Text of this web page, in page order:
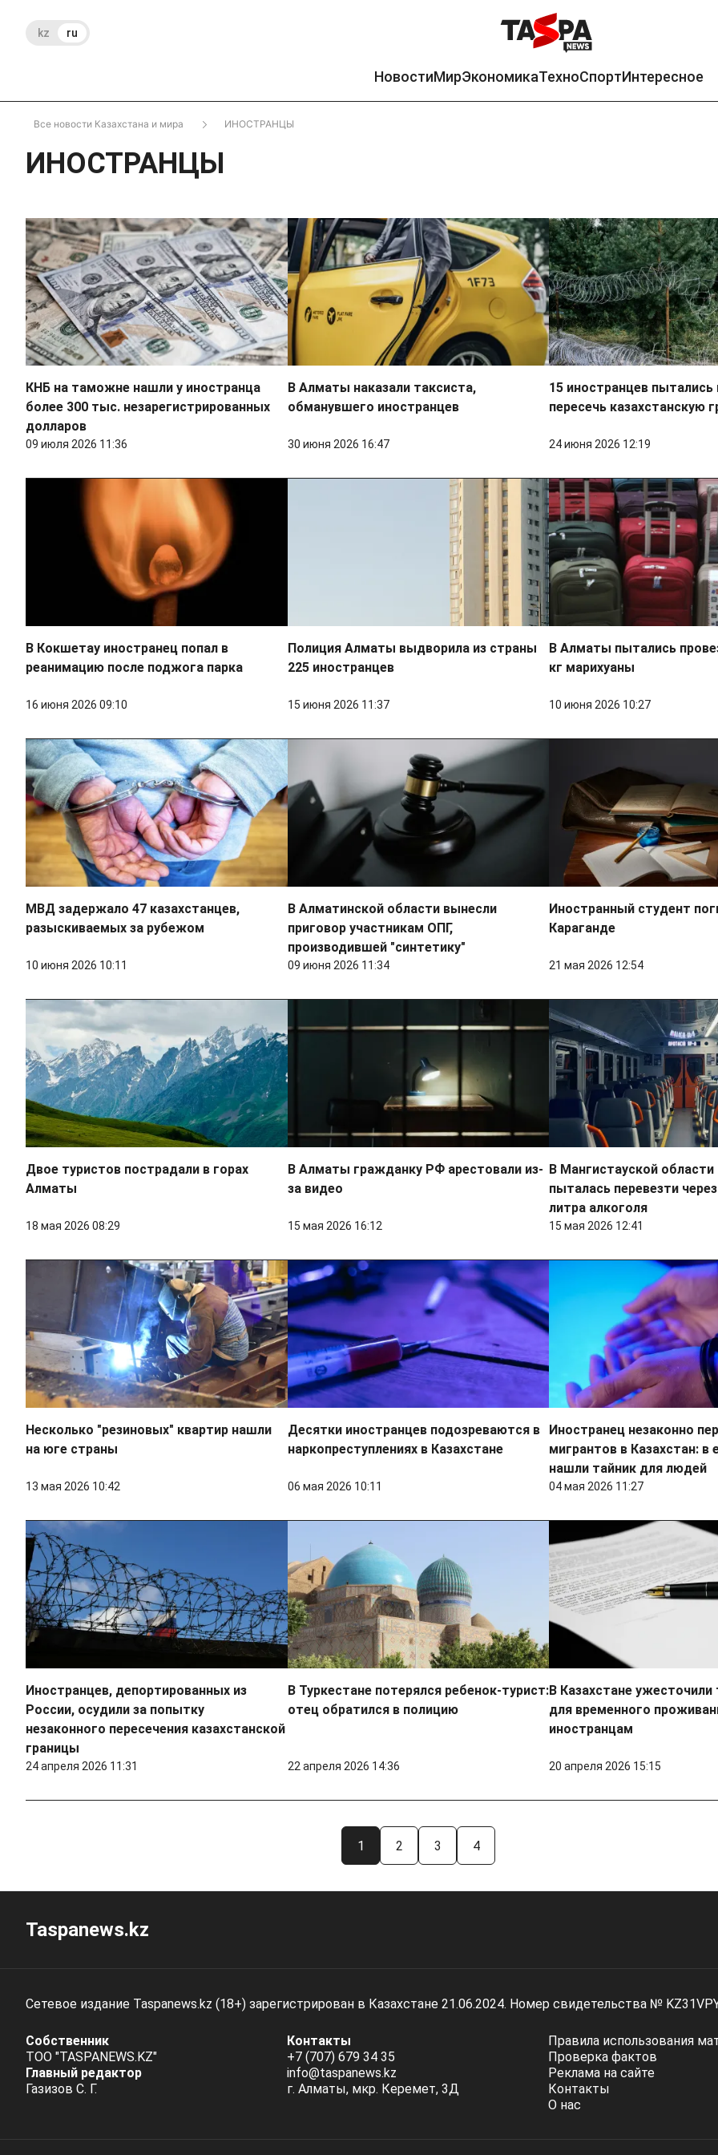
kz ru
НовостиМирЭкономикаТехноСпортИнтересное
Все новости Казахстана и мира ИНОСТРАНЦЫ
ИНОСТРАНЦЫ
КНБ на таможне нашли у иностранца
более 300 тыс. незарегистрированных
долларов
09 июля 2026 11:36
В Алматы наказали таксиста,
обманувшего иностранцев
30 июня 2026 16:47
15 иностранцев пытались
пересечь казахстанскую
24 июня 2026 12:19
В Кокшетау иностранец попал в
реанимацию после поджога парка
16 июня 2026 09:10
Полиция Алматы выдворила из страны
225 иностранцев
15 июня 2026 11:37
В Алматы пытались
кг марихуаны
10 июня 2026 10:27
МВД задержало 47 казахстанцев,
разыскиваемых за рубежом
10 июня 2026 10:11
В Алматинской области вынесли
приговор участникам ОПГ,
производившей "синтетику"
09 июня 2026 11:34
Иностранный студент
Караганде
21 мая 2026 12:54
Двое туристов пострадали в горах
Алматы
18 мая 2026 08:29
В Алматы гражданку РФ арестовали из-
за видео
15 мая 2026 16:12
В Мангистауской области
пыталась перевезти
литра алкоголя
15 мая 2026 12:41
Несколько "резиновых" квартир нашли
на юге страны
13 мая 2026 10:42
Десятки иностранцев подозреваются в
наркопреступлениях в Казахстане
06 мая 2026 10:11
Иностранец незаконно
мигрантов в Казахстан: в
нашли тайник для людей
04 мая 2026 11:27
Иностранцев, депортированных из
России, осудили за попытку
незаконного пересечения казахстанской
границы
24 апреля 2026 11:31
В Туркестане потерялся ребенок-турист:
отец обратился в полицию
22 апреля 2026 14:36
В Казахстане ужесточили
для временного
иностранцам
20 апреля 2026 15:15
1 2 3 4
Taspanews.kz
Сетевое издание Taspanews.kz (18+) зарегистрирован в Казахстане 21.06.2024. Номер свидетельства №
Собственник
ТОО "TASPANEWS.KZ"
Главный редактор
Газизов С. Г.
Контакты
+7 (707) 679 34 35
info@taspanews.kz
г. Алматы, мкр. Керемет, 3Д
Правила использования
Проверка фактов
Реклама на сайте
Контакты
О нас